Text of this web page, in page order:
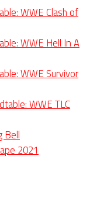
WWE Clash of
WWE Hell In A
WWE Survivor
WWE TLC
Bell
2021